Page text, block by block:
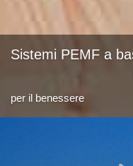
Sistemi PEMF a
per il benessere
Sistemi PEMF a
per il benessere